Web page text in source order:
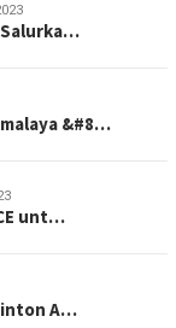
Salurka…
&#8…
unt…
A…